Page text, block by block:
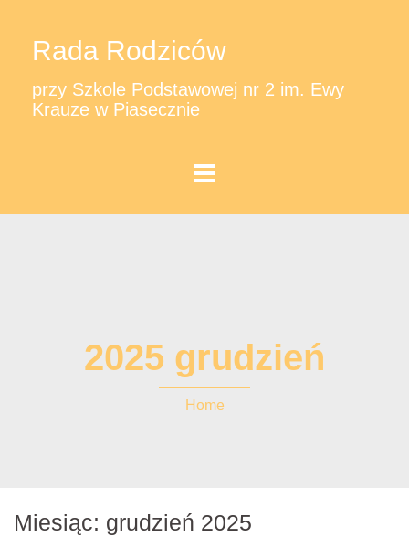
Rada Rodziców
przy Szkole Podstawowej nr 2 im. Ewy
Krauze w Piasecznie
2025 grudzień
Home
Miesiąc: grudzień 2025